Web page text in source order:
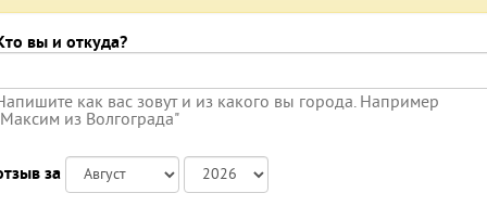
вы и откуда?
как вас зовут и из какого вы города. Например
из Волгограда"
за